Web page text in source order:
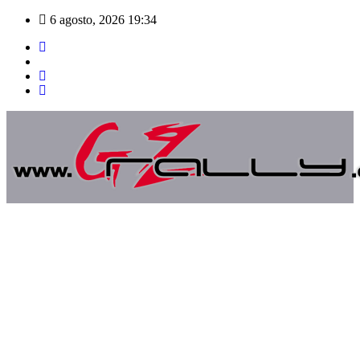
Saltar
contenido
6 agosto, 2026 19:34